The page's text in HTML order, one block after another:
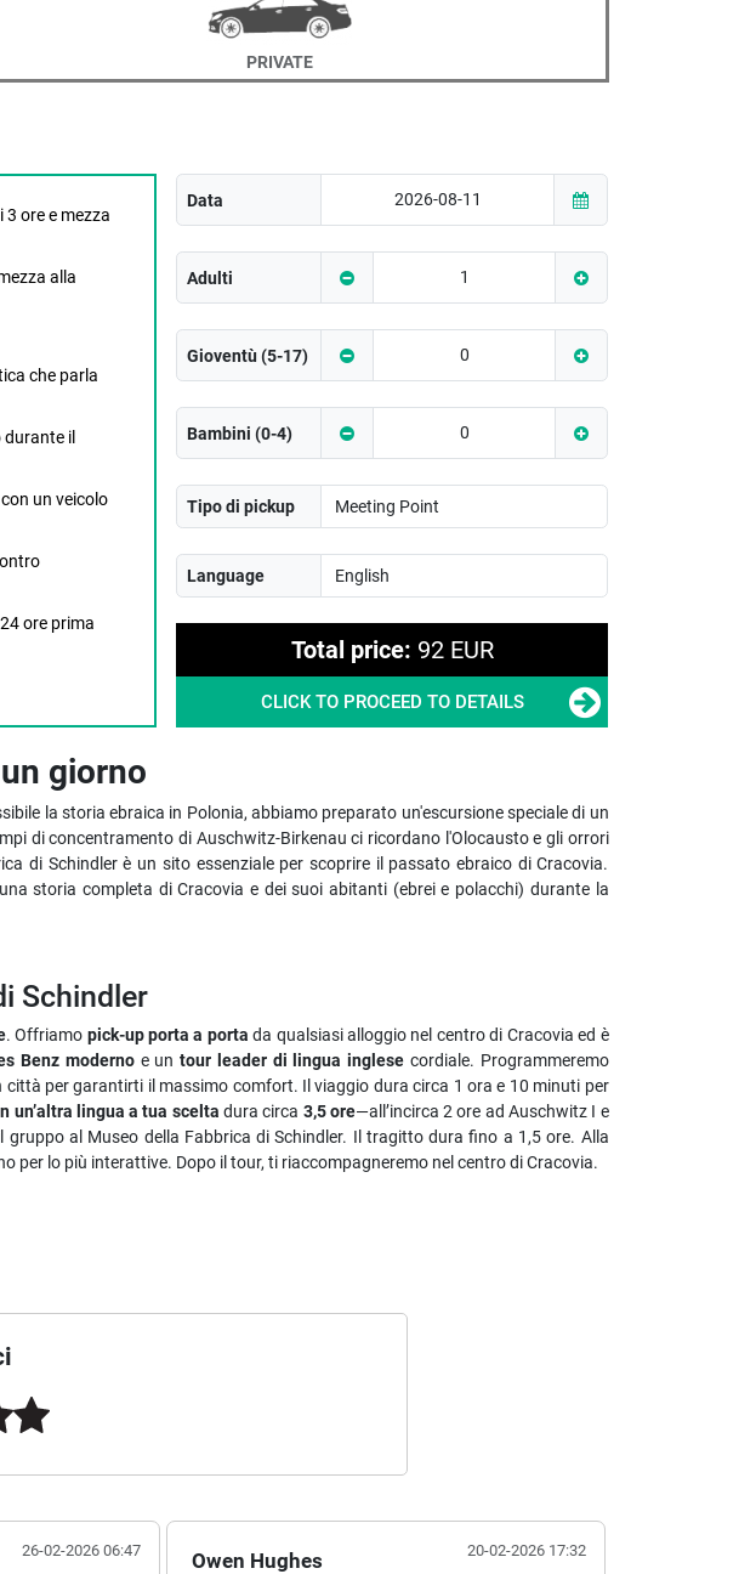
PRIVATE
ore e mezza
alla
che parla
il
un veicolo
ore prima
Data
Adulti
Gioventù (5-17)
Bambini (0-4)
Tipo di pickup
Language
Total price: 92 EUR
CLICK TO PROCEED TO DETAILS
giorno
la storia ebraica in Polonia, abbiamo preparato un'escursione speciale di un
di concentramento di Auschwitz-Birkenau ci ricordano l'Olocausto e gli orrori
di Schindler è un sito essenziale per scoprire il passato ebraico di Cracovia.
storia completa di Cracovia e dei suoi abitanti (ebrei e polacchi) durante la
Schindler
. Offriamo pick-up porta a porta da qualsiasi alloggio nel centro di Cracovia ed è
Benz modernoe un tour leader di lingua inglese cordiale. Programmeremo
città per garantirti il massimo comfort. Il viaggio dura circa 1 ora e 10 minuti per
un’altra lingua a tua scelta dura circa 3,5 ore—all’incirca 2 ore ad Auschwitz I e
al Museo della Fabbrica di Schindler. Il tragitto dura fino a 1,5 ore. Alla
per lo più interattive. Dopo il tour, ti riaccompagneremo nel centro di Cracovia.
26-02-2026 06:47 Owen Hughes 20-02-2026 17:32